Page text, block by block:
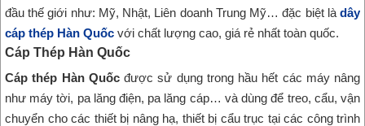
đầu thế giới như: Mỹ, Nhật, Liên doanh Trung Mỹ… đặc biệt là dây
cáp thép Hàn Quốc với chất lượng cao, giá rẻ nhất toàn quốc.
Cáp Thép Hàn Quốc
Cáp thép Hàn Quốcđược sử dụng trong hầu hết các máy nâng
như máy tời, pa lăng điện, pa lăng cáp… và dùng để treo, cẩu, vận
chuyển cho các thiết bị nâng hạ, thiết bị cẩu trục tại các công trình